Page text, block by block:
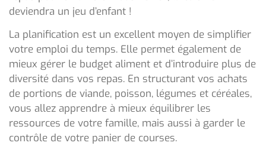
deviendra un jeu d’enfant !
La planification est un excellent moyen de simplifier
votre emploi du temps. Elle permet également de
mieux gérer le budget aliment et d’introduire plus de
diversité dans vos repas. En structurant vos achats
de portions de viande, poisson, légumes et céréales,
vous allez apprendre à mieux équilibrer les
ressources de votre famille, mais aussi à garder le
contrôle de votre panier de courses.